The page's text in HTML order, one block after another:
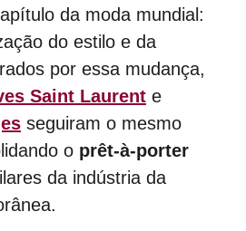
da moda mundial:
do estilo e da
por essa mudança,
Saint Laurent e
seguiram o mesmo
o prêt-à-porter
da indústria da